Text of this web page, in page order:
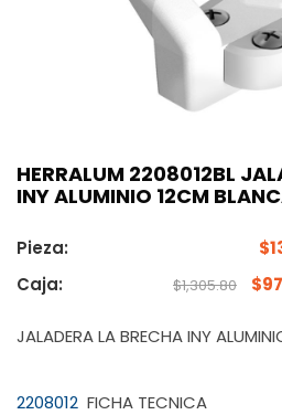
HERRALUM 2208012BL
INY ALUMINIO 12CM
Pieza: $
Caja:
$1,305.80 $
JALADERA LA BRECHA INY
2208012 FICHA TECNICA